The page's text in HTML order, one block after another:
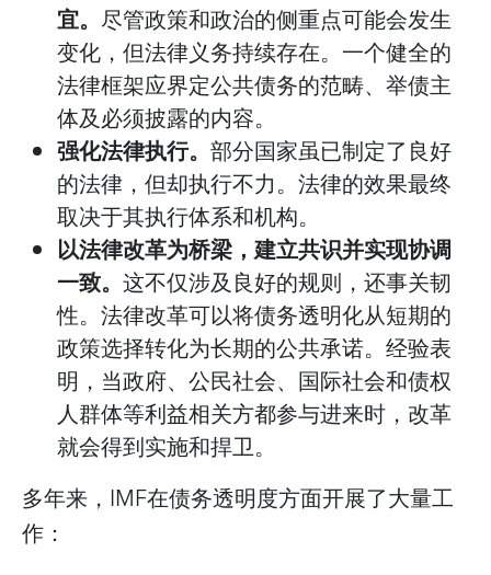
宜。 尽管政策和政治的侧重点可能会发生
变化，但法律义务持续存在。一个健全的
法律框架应界定公共债务的范畴、举债主
体及必须披露的内容。
强化法律执行。 部分国家虽已制定了良好
的法律，但却执行不力。法律的效果最终
取决于其执行体系和机构。
以法律改革为桥梁，建立共识并实现协调
一致。 这不仅涉及良好的规则，还事关韧
性。法律改革可以将债务透明化从短期的
政策选择转化为长期的公共承诺。经验表
明，当政府、公民社会、国际社会和债权
人群体等利益相关方都参与进来时，改革
就会得到实施和捍卫。
多年来，IMF在债务透明度方面开展了大量工
作：